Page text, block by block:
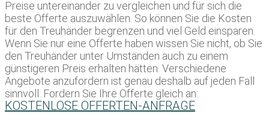
Preise untereinander zu vergleichen und für sich die
beste Offerte auszuwählen. So können Sie die Kosten
für den Treuhänder begrenzen und viel Geld einsparen.
Wenn Sie nur eine Offerte haben wissen Sie nicht, ob Sie
den Treuhänder unter Umständen auch zu einem
günstigeren Preis erhalten hätten. Verschiedene
Angebote anzufordern ist genau deshalb auf jeden Fall
sinnvoll. Fordern Sie Ihre Offerte gleich an:
KOSTENLOSE OFFERTEN-ANFRAGE